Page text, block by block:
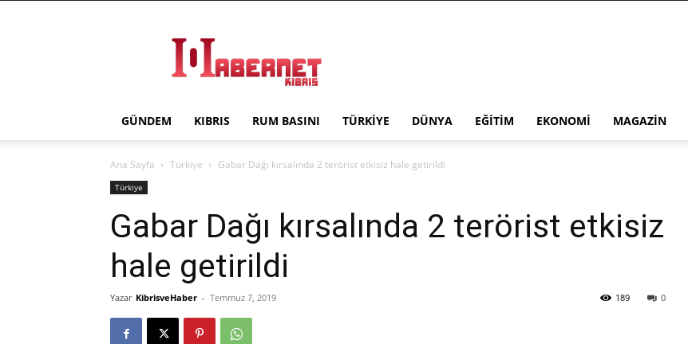
Kıbrıs
GÜNDEM KIBRIS RUM BASINI TÜRKIYE DÜNYA EĞITIM EKONOMI MAGAZIN
Ana Sayfa Türkiye Gabar Dağı kırsalında 2 terörist etkisiz hale getirildi
Türkiye
Gabar Dağı kırsalında 2 terörist etkisiz
hale getirildi
Yazar KibrisveHaber - Temmuz 7, 2019 0
189